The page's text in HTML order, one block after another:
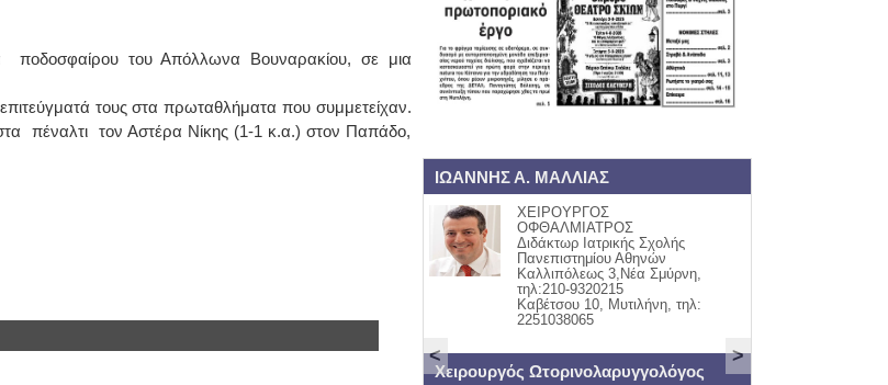
ποδοσφαίρου του Απόλλωνα Βουναρακίου, σε μια
τους στα πρωταθλήματα που συμμετείχαν.
πέναλτι τον Αστέρα Νίκης (1-1 κ.α.) στον Παπάδο,
>
<
aroniskos@gmail.com
ΙΩΑΝΝΗΣ Α. ΜΑΛΛΙΑΣ
ΧΕΙΡΟΥΡΓΟΣ
ΟΦΘΑΛΜΙΑΤΡΟΣ
Διδάκτωρ Ιατρικής Σχολής
Πανεπιστημίου Αθηνών
Καλλιπόλεως 3,Νέα Σμύρνη,
Καβέτσου 10, Μυτιλήνη, τηλ:
2251038065
Χειρουργός Ωτορινολαρυγγολόγος
ΟΡΘΟΠΑΙΔΙΚΟΣ
ΤΗΛ:22510-55711
ΕΝΔΟΚΡΙΝΟΛΟΓΟΣ -